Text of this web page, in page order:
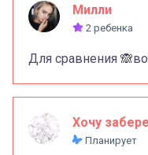
Милли
2 ребенка
Для сравнения
Хочу
Планирует